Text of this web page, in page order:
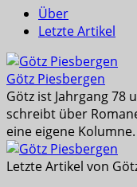
Über
Letzte Artikel
Götz Piesbergen
Götz ist Jahrgang 78
schreibt über
eine eigene
Letzte Artikel von